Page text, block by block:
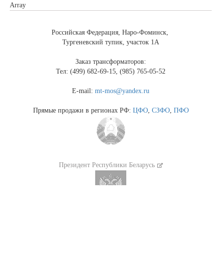
Array
Российская Федерация, Наро-Фоминск,
Тургеневский тупик, участок 1А
Заказ трансформаторов:
Тел: (499) 682-69-15, (985) 765-05-52
E-mail:mt-mos@yandex.ru
Прямые продажи в регионах РФ: ЦФО, СЗФО, ПФО
Президент Республики Беларусь